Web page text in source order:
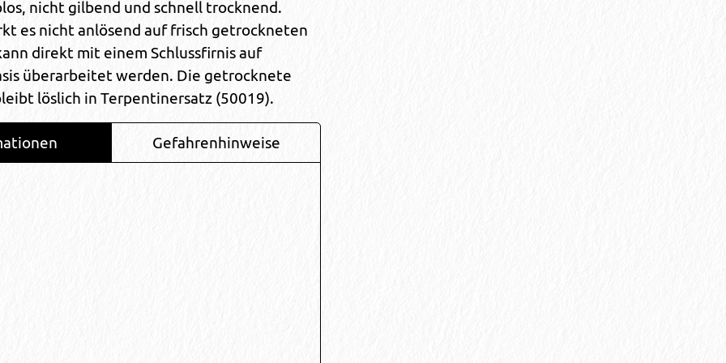
nicht gilbend und schnell trocknend.
es nicht anlösend auf frisch getrockneten
direkt mit einem Schlussfirnis auf
überarbeitet werden. Die getrocknete
löslich in Terpentinersatz (50019).
Gefahrenhinweise